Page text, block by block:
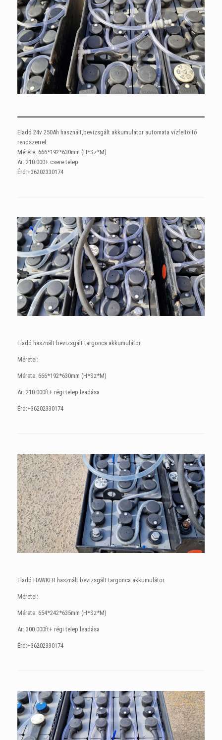
Eladó 24v 250Ah használt,bevizsgált akkumulátor automata vízfeltöltő
rendszerrel.
Mérete: 666*192*630mm (H*Sz*M)
Ár: 210.000+ csere telep
Érd:+36202330174
Eladó használt bevizsgált targonca akkumulátor.
Méretei:
Mérete: 666*192*630mm (H*Sz*M)
Ár: 210.000ft+ régi telep leadása
Érd:+36202330174
Eladó HAWKER használt bevizsgált targonca akkumulátor.
Méretei:
Mérete: 654*242*635mm (H*Sz*M)
Ár: 300.000ft+ régi telep leadása
Érd:+36202330174